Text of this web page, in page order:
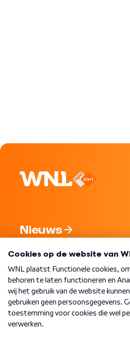
Nieuws
Nieuwsbrief
Word Lid